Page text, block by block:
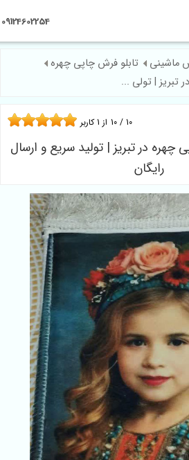
09124602254
تابلو فرش چاپی چهره
| تولی ...
تبریز | تولید سریع و ارسال
رایگان
از1 کاربر